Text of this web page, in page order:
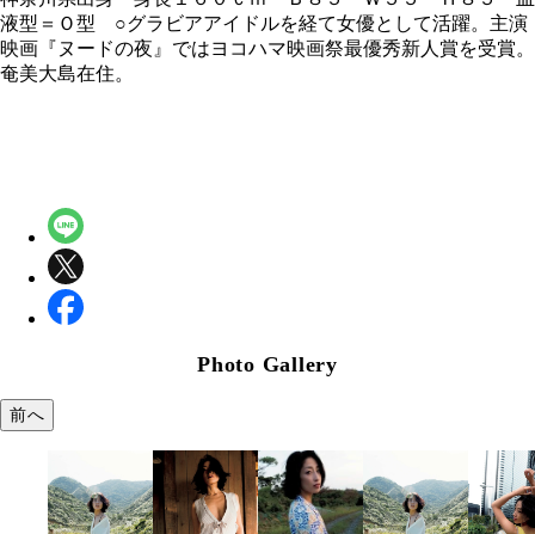
液型＝Ｏ型 ○グラビアアイドルを経て女優として活躍。主演
映画『ヌードの夜』ではヨコハマ映画祭最優秀新人賞を受賞。
奄美大島在住。
Photo Gallery
前へ